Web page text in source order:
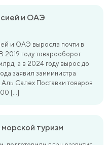
и ОАЭ
и ОАЭ выросла почти в
2019 году товарооборот
а в 2024 году вырос до
заявил замминистра
Салех Поставки товаров
[…]
туризм